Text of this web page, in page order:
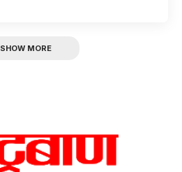
SHOW MORE